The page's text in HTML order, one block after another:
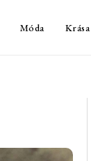
Móda Krása